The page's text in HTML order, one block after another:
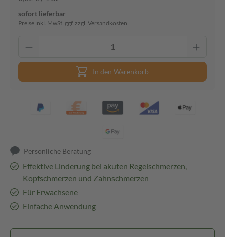
sofort lieferbar
Preise inkl. MwSt. ggf. zzgl. Versandkosten
In den Warenkorb
Persönliche Beratung
Effektive Linderung bei akuten Regelschmerzen,
Kopfschmerzen und Zahnschmerzen
Für Erwachsene
Einfache Anwendung